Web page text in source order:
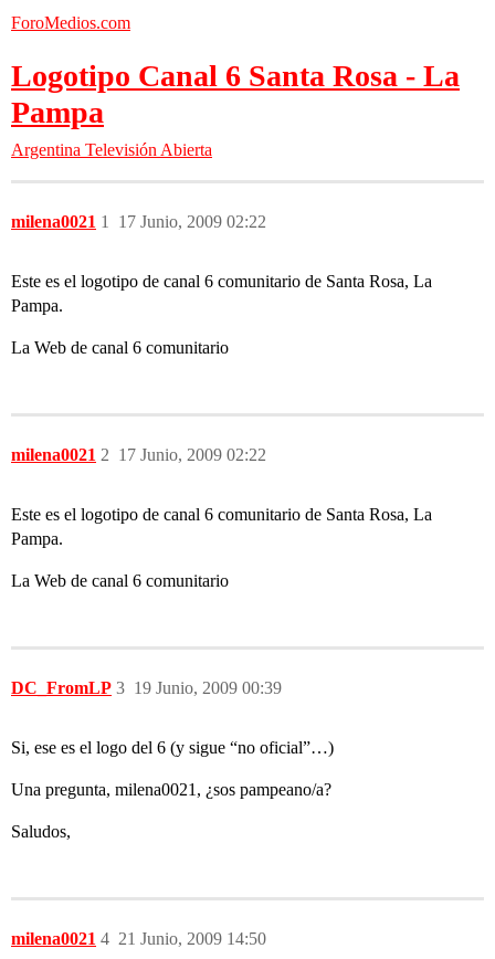
ForoMedios.com
Logotipo Canal 6 Santa Rosa - La
Pampa
Argentina Televisión Abierta
milena0021 17 Junio, 2009 02:22
1
Este es el logotipo de canal 6 comunitario de Santa Rosa, La
Pampa.
La Web de canal 6 comunitario
milena0021 17 Junio, 2009 02:22
2
Este es el logotipo de canal 6 comunitario de Santa Rosa, La
Pampa.
La Web de canal 6 comunitario
DC_FromLP 19 Junio, 2009 00:39
3
Si, ese es el logo del 6 (y sigue “no oficial”…)
Una pregunta, milena0021, ¿sos pampeano/a?
Saludos,
milena0021 21 Junio, 2009 14:50
4